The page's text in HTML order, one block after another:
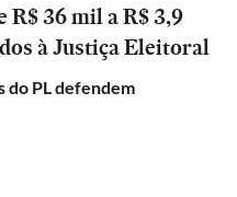
36 mil a R$ 3,9
à Justiça Eleitoral
do PL defendem